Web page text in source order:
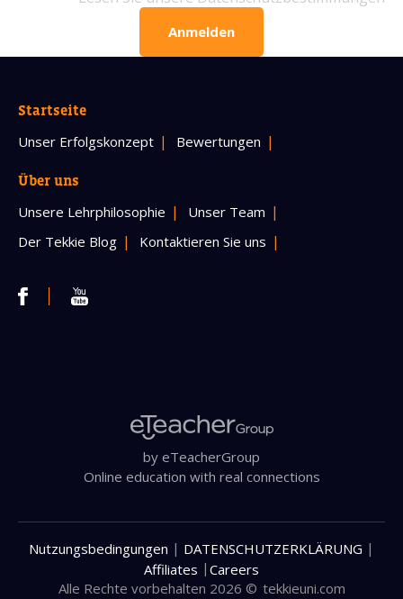
Anmelden
Startseite
Unser Erfolgskonzept Bewertungen
Über uns
Unsere Lehrphilosophie
Unser Team
Der Tekkie Blog
Kontaktieren Sie uns
by eTeacherGroup
Online education with real connections
Alle Rechte vorbehalten 2026 © tekkieuni.com
Nutzungsbedingungen | DATENSCHUTZERKLÄRUNG |
Affiliates | Careers